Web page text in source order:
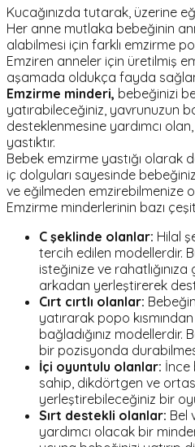
Kucağınızda tutarak, üzerine
Her anne mutlaka bebeğinin
alabilmesi için farklı emzirme
Emziren anneler için üretilmiş
aşamada oldukça fayda
Emzirme minderi, bebeğinizi
yatırabileceğiniz, yavrunuzun
desteklenmesine yardımcı
yastıktır.
Bebek emzirme yastığı olarak
iç dolguları sayesinde
ve eğilmeden emzirebilmenize
Emzirme minderlerinin bazı
C şeklinde olanlar: Hilal
tercih edilen modellerdir.
isteğinize ve
arkadan yerleştirerek
Cırt cırtlı olanlar:
yatırarak popo
bağladığınız
bir pozisyonda
İçi oyuntulu olanlar: İnce
sahip, dikdörtgen ve
yerleştirebileceğiniz bir
Sırt destekli olanlar: Bel
yardımcı olacak bir